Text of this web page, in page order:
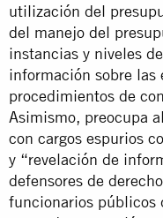
utilización del
del manejo del
instancias y niveles
información sobre las
procedimientos de
Asimismo, preocupa
con cargos espurios
y “revelación de
defensores de
funcionarios públicos